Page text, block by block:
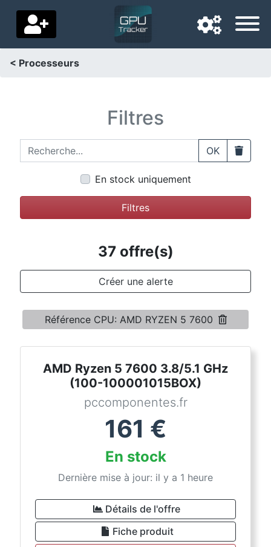
Accueil
Baisses de prix
Paramètres
Soutenez-nous
Conditions
< Processeurs
Filtres
Recherche... OK Clear
En stock uniquement
Filtres
37 offre(s)
Créer une alerte
Référence CPU: AMD RYZEN 5 7600
AMD Ryzen 5 7600 3.8/5.1 GHz
(100-100001015BOX)
pccomponentes.fr
161 €
En stock
Dernière mise à jour: il y a 1 heure
Détails de l'offre
Fiche produit